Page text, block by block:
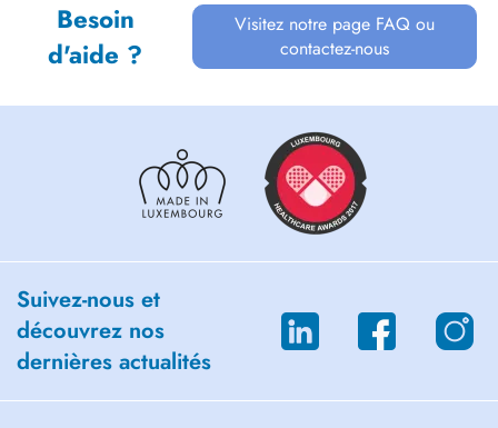
Besoin
d'aide ?
Visitez notre page FAQ ou
contactez-nous
Suivez-nous et
découvrez nos
dernières actualités